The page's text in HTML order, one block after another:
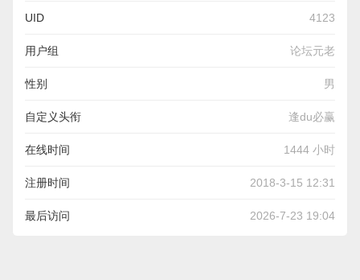
UID 4123
用户组 论坛元老
性别 男
自定义头衔 逢du必赢
在线时间 1444 小时
注册时间 2018-3-15 12:31
最后访问 2026-7-23 19:04